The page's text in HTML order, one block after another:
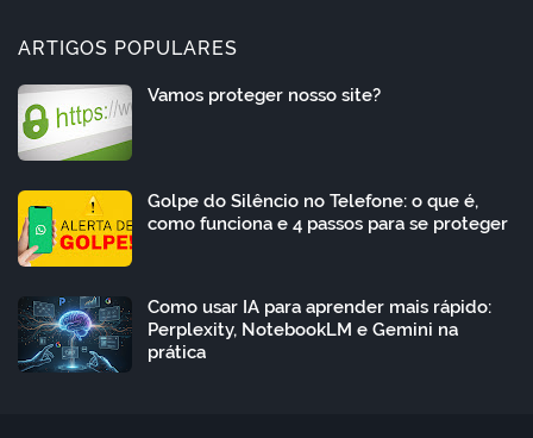
ARTIGOS POPULARES
Vamos proteger nosso site?
Golpe do Silêncio no Telefone: o que é,
como funciona e 4 passos para se proteger
Como usar IA para aprender mais rápido:
Perplexity, NotebookLM e Gemini na
prática